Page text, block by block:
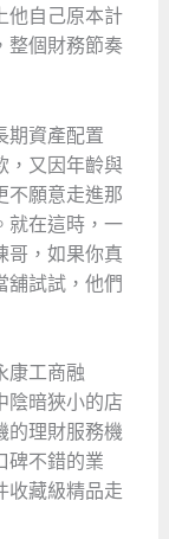
他自己原本計
整個財務節奏
期資產配置
，又因年齡與
不願意走進那
就在這時，一
哥，如果你真
舖試試，他們
康工商融
陰暗狹小的店
的理財服務機
碑不錯的業
收藏級精品走